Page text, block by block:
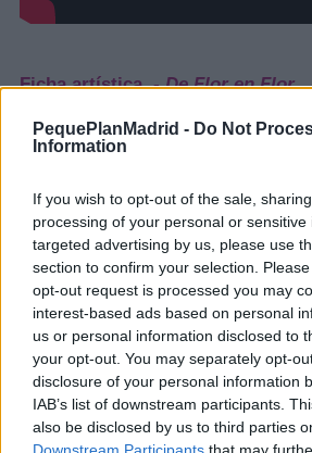
PequePlanMadrid - Do Not
Information
If you wish to opt-out of the sale,
processing of your personal or
targeted advertising by us, please use
section to confirm your selection.
opt-out request is processed you may
interest-based ads based on personal
us or personal information disclosed to
your opt-out. You may separately opt-
disclosure of your personal information
IAB’s list of downstream participants.
also be disclosed by us to third parties
Ficha artística -De Flor en Flor
Co-dirección: Fernando Hurtado
Intérpretes: Inma
Proyecciones: José Carlos Acal
Dibujo en proyecciones: Jorge
Espacio escénico: Fran
Diseño de vestuario: Inma
Realización del vestuario:
Diseño de iluminación: Sergio
Fotografía: Javier Pérez
Técnicos en gira: Manu Castillo,
Producción: Claudia Marcotullio
Distribución: Cristina
Bambalinas)